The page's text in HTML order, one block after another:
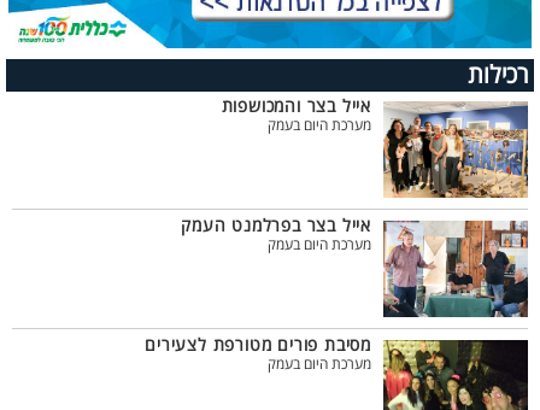
רכילות
אייל בצר והמכושפות
מערכת היום בעמק
אייל בצר בפרלמנט העמק
מערכת היום בעמק
מסיבת פורים מטורפת לצעירים
מערכת היום בעמק